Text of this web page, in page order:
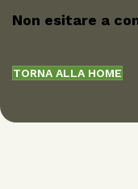
Non esitare a
TORNA ALLA HOME